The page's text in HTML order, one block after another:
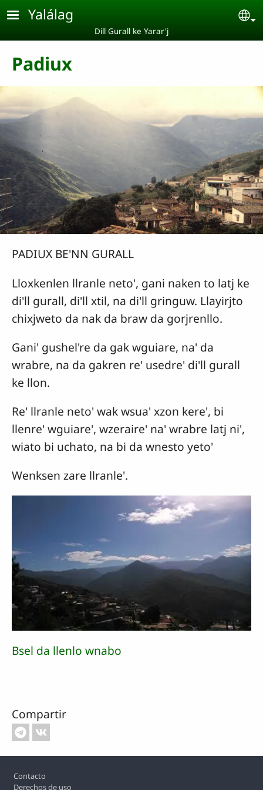
Pasar al contenido principal
Yalálag
Dill Gurall ke Yarar'j
Padiux
PADIUX BE'NN GURALL
Lloxkenlen llranle neto', gani naken to latj ke
di'll gurall, di'll xtil, na di'll gringuw. Llayirjto
chixjweto da nak da braw da gorjrenllo.
Gani' gushel're da gak wguiare, na' da
wrabre, na da gakren re' usedre' di'll gurall
ke llon.
Re' llranle neto' wak wsua' xzon kere', bi
llenre' wguiare', wzeraire' na' wrabre latj ni',
wiato bi uchato, na bi da wnesto yeto'
Wenksen zare llranle'.
Bsel da llenlo wnabo
Compartir
Footer
Contacto
Derechos de uso